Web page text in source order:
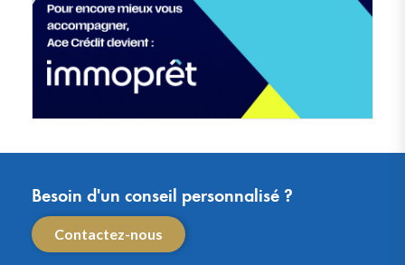
Besoin d'un conseil personnalisé ?
Contactez-nous